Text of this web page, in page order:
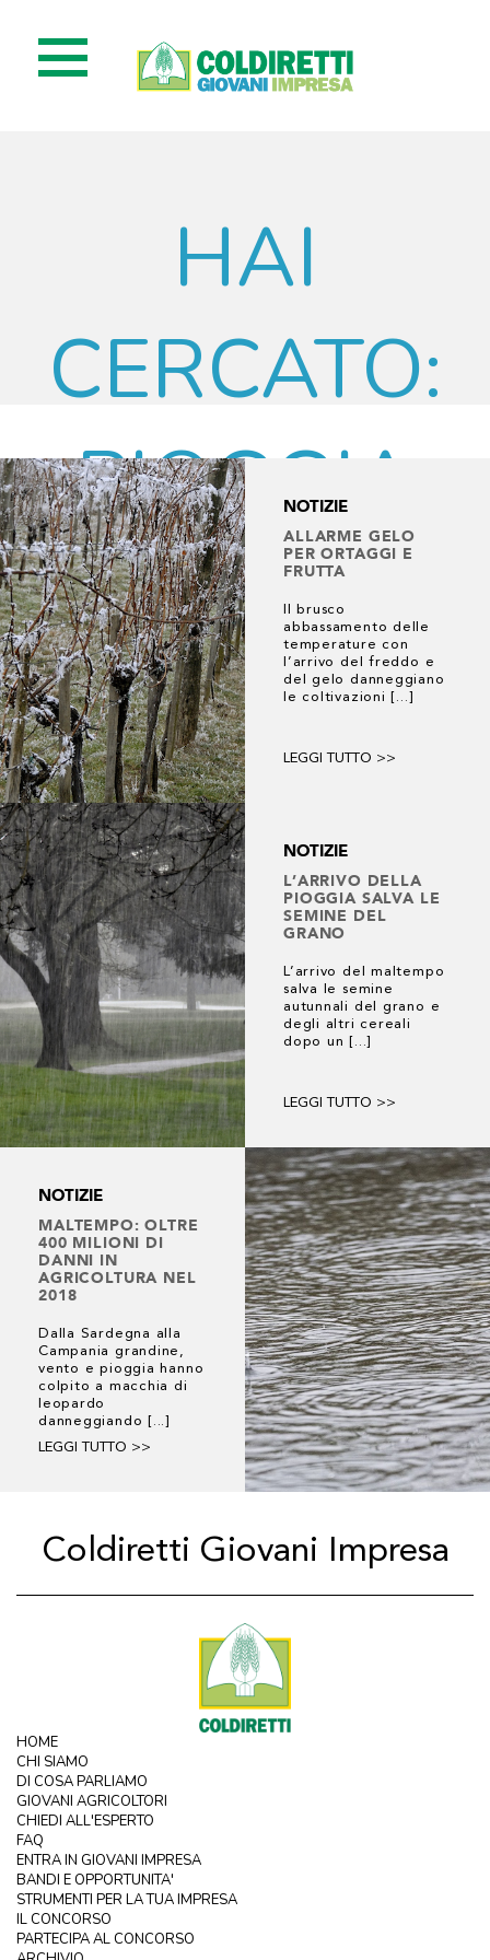
HAI
CERCATO:
PIOGGIA
3 risultati
NOTIZIE
ALLARME GELO
PER ORTAGGI E
FRUTTA
Il brusco
abbassamento delle
temperature con
l’arrivo del freddo e
del gelo danneggiano
le coltivazioni [...]
LEGGI TUTTO >>
NOTIZIE
L’ARRIVO DELLA
PIOGGIA SALVA LE
SEMINE DEL
GRANO
L’arrivo del maltempo
salva le semine
autunnali del grano e
degli altri cereali
dopo un [...]
LEGGI TUTTO >>
NOTIZIE
MALTEMPO: OLTRE
400 MILIONI DI
DANNI IN
AGRICOLTURA NEL
2018
Dalla Sardegna alla
Campania grandine,
vento e pioggia hanno
colpito a macchia di
leopardo
danneggiando [...]
LEGGI TUTTO >>
Coldiretti Giovani Impresa
HOME
CHI SIAMO
DI COSA PARLIAMO
GIOVANI AGRICOLTORI
CHIEDI ALL'ESPERTO
FAQ
ENTRA IN GIOVANI IMPRESA
BANDI E OPPORTUNITA'
STRUMENTI PER LA TUA IMPRESA
IL CONCORSO
PARTECIPA AL CONCORSO